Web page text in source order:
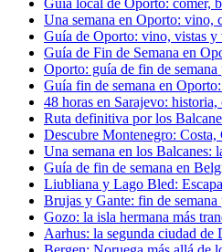
Una semana en Oporto: vino,
Guía de Oporto: vino, vistas y
Guía de Fin de Semana en
Oporto: guía de fin de
Guía fin de semana en
48 horas en Sarajevo:
Ruta definitiva por los
Descubre Montenegro: Costa,
Una semana en los Balcanes:
Guía de fin de semana en
Liubliana y Lago Bled:
Brujas y Gante: fin de semana
Gozo: la isla hermana más
Aarhus: la segunda ciudad de